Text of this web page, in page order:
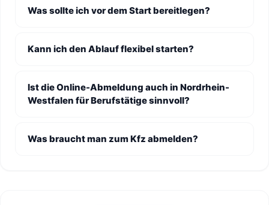
Was sollte ich vor dem Start bereitlegen?
Kann ich den Ablauf flexibel starten?
Ist die Online-Abmeldung auch in Nordrhein-
Westfalen für Berufstätige sinnvoll?
Was braucht man zum Kfz abmelden?